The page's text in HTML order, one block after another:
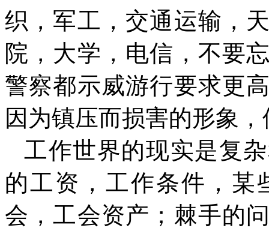
织，军工，交通运输，
院，大学，电信，不要
警察都示威游行要求更
因为镇压而损害的形象
工作世界的现实是复
的工资，工作条件，某
会，工会资产；棘手的